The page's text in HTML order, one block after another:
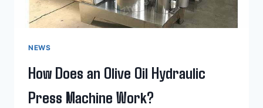
NEWS
How Does an Olive Oil Hydraulic
Press Machine Work?